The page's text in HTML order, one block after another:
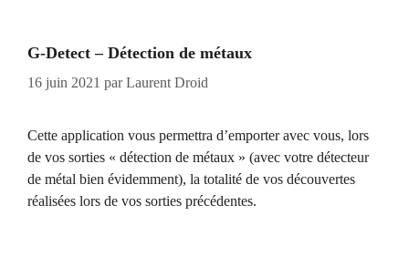
G-Detect – Détection de métaux
16 juin 2021 parLaurent Droid
Cette application vous permettra d’emporter avec vous, lors
de vos sorties « détection de métaux » (avec votre détecteur
de métal bien évidemment), la totalité de vos découvertes
réalisées lors de vos sorties précédentes.